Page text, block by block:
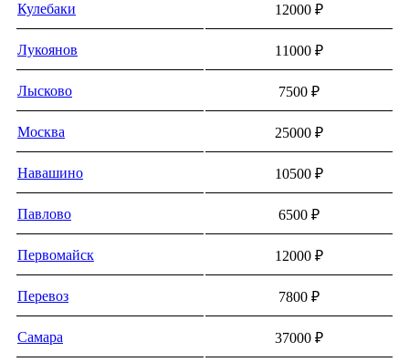
Кулебаки 12000 ₽
Лукоянов 11000 ₽
Лысково 7500 ₽
Москва 25000 ₽
Навашино 10500 ₽
Павлово 6500 ₽
Первомайск 12000 ₽
Перевоз 7800 ₽
Самара 37000 ₽